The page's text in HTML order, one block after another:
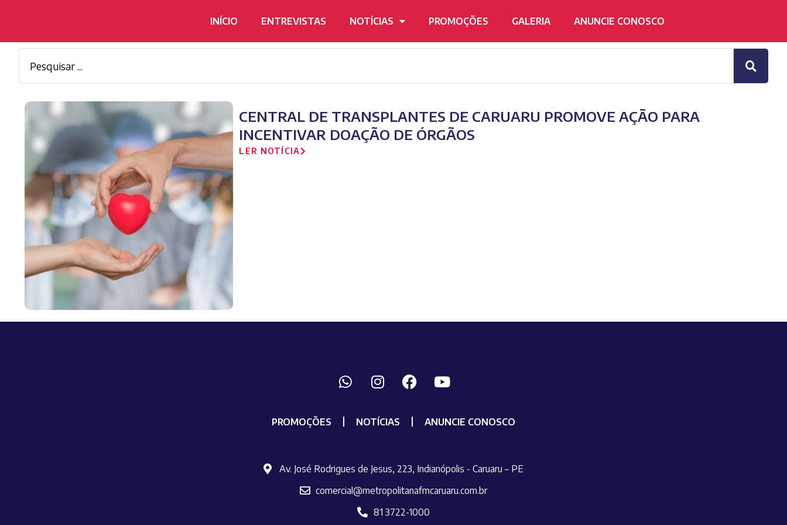
INÍCIO ENTREVISTAS NOTÍCIAS PROMOÇÕES GALERIA ANUNCIE CONOSCO
CENTRAL DE TRANSPLANTES DE CARUARU PROMOVE AÇÃO PARA
INCENTIVAR DOAÇÃO DE ÓRGÃOS
LER NOTÍCIA
PROMOÇÕES NOTÍCIAS ANUNCIE CONOSCO
Av. José Rodrigues de Jesus, 223, Indianópolis - Caruaru – PE
comercial@metropolitanafmcaruaru.com.br
81 3722-1000